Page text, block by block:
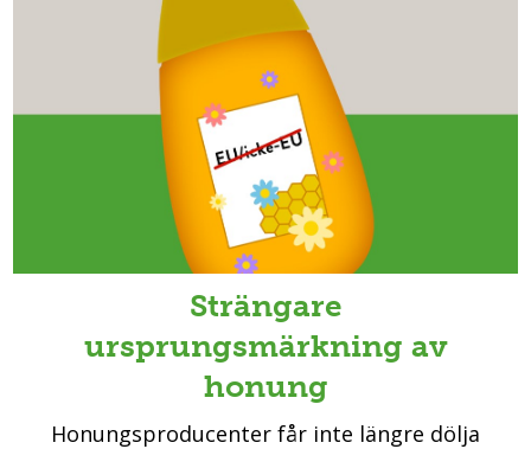
Strängare
ursprungsmärkning av
honung
Honungsproducenter får inte längre dölja